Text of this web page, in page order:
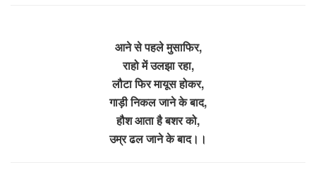
आने से पहले मुसाफिर,
राहो में उलझा रहा,
लौटा फिर मायूस होकर,
गाड़ी निकल जाने के बाद,
हौश आता है बशर को,
उम्र ढल जाने के बाद।।